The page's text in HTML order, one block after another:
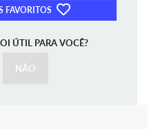
FAVORITOS
ÚTIL PARA VOCÊ?
NÃO